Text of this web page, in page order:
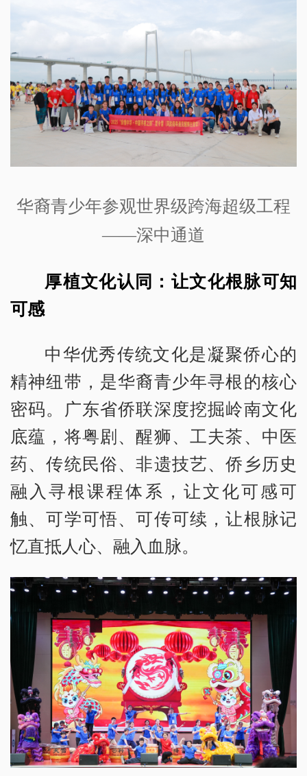
华裔青少年参观世界级跨海超级工程
——深中通道
厚植文化认同：让文化根脉可知
可感
中华优秀传统文化是凝聚侨心的
精神纽带，是华裔青少年寻根的核心
密码。广东省侨联深度挖掘岭南文化
底蕴，将粤剧、醒狮、工夫茶、中医
药、传统民俗、非遗技艺、侨乡历史
融入寻根课程体系，让文化可感可
触、可学可悟、可传可续，让根脉记
忆直抵人心、融入血脉。